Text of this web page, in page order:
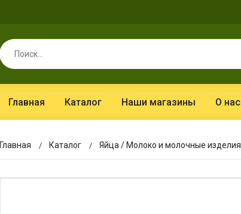
Главная Каталог Наши магазины О нас
Главная Каталог Яйца / Молоко и молочные изделия